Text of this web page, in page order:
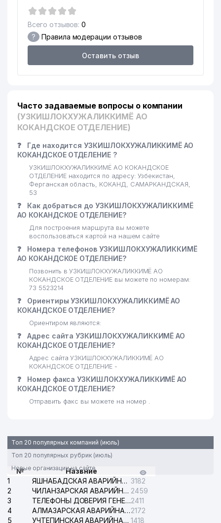
Всего отзывов: 0
? Правила модерации отзывов
Оставить отзыв
Часто задаваемые вопросы о компании
(УЗКИШЛОКХУЖАЛИККИМЁ АО
КОКАНДСКОЕ ОТДЕЛЕНИЕ)
❓
Где находится УЗКИШЛОКХУЖАЛИККИМЁ АО
КОКАНДСКОЕ ОТДЕЛЕНИЕ ?
УЗКИШЛОКХУЖАЛИККИМЁ АО КОКАНДСКОЕ
ОТДЕЛЕНИЕ находится по адресу: Узбекистан,
Ферганская область, КОКАНД, САМАРКАНДСКАЯ,
53
❓
Как добраться до УЗКИШЛОКХУЖАЛИККИМЁ
АО КОКАНДСКОЕ ОТДЕЛЕНИЕ?
Для построения маршрута вы можете
воспользоваться картой на нашем сайте
❓
Номера телефонов УЗКИШЛОКХУЖАЛИККИМЁ
АО КОКАНДСКОЕ ОТДЕЛЕНИЕ?
Позвонить в УЗКИШЛОКХУЖАЛИККИМЁ АО
КОКАНДСКОЕ ОТДЕЛЕНИЕ вы можете по номерам:
73 5523214
❓
Ориентиры УЗКИШЛОКХУЖАЛИККИМЁ АО
КОКАНДСКОЕ ОТДЕЛЕНИЕ?
Ориентиром являются:
❓
Адрес сайта УЗКИШЛОКХУЖАЛИККИМЁ АО
КОКАНДСКОЕ ОТДЕЛЕНИЕ?
Адрес сайта УЗКИШЛОКХУЖАЛИККИМЁ АО
КОКАНДСКОЕ ОТДЕЛЕНИЕ -
❓
Номер факса УЗКИШЛОКХУЖАЛИККИМЁ АО
КОКАНДСКОЕ ОТДЕЛЕНИЕ?
Отправить факс вы можете на номер .
Топ 20 популярных компаний (июль)
Топ 20 популярных рубрик (июль)
Новые организации на сайте
№
Назвние
1
ЯШНАБАДСКАЯ АВАРИЙНАЯ СЛУЖБА ЭЛЕКТРОСЕТИ 3182
2
ЧИЛАНЗАРСКАЯ АВАРИЙНАЯ СЛУЖБА ЭЛЕКТРОСЕТИ 2459
3
ТЕЛЕФОНЫ ДОВЕРИЯ ГЕНЕРАЛЬНОЙ ПРОКУРАТУРЫ РЕСПУБЛИКИ УЗБЕКИСТАН2411
4
АЛМАЗАРСКАЯ АВАРИЙНАЯ СЛУЖБА ЭЛЕКТРОСЕТИ2172
5
УЧТЕПИНСКАЯ АВАРИЙНАЯ СЛУЖБА ЭЛЕКТРОСЕТИ 1418